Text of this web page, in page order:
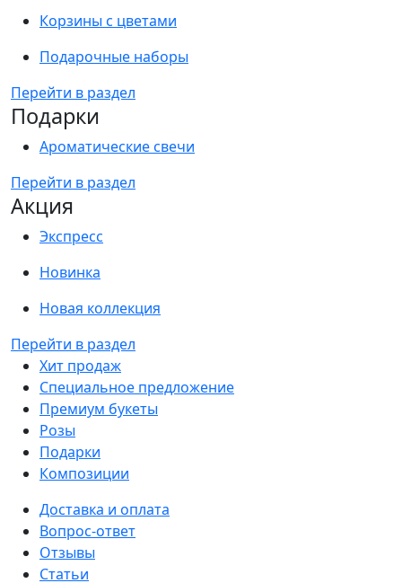
Корзины с цветами
Подарочные наборы
Перейти в раздел
Подарки
Ароматические свечи
Перейти в раздел
Акция
Экспресс
Новинка
Новая коллекция
Перейти в раздел
Хит продаж
Специальное предложение
Премиум букеты
Розы
Подарки
Композиции
Доставка и оплата
Вопрос-ответ
Отзывы
Статьи